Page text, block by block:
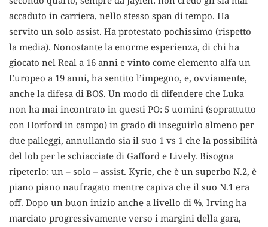
accaduto in carriera, nello stesso span di tempo. Ha
servito un solo assist. Ha protestato pochissimo (rispetto
la media). Nonostante la enorme esperienza, di chi ha
giocato nel Real a 16 anni e vinto come elemento alfa un
Europeo a 19 anni, ha sentito l’impegno, e, ovviamente,
anche la difesa di BOS. Un modo di difendere che Luka
non ha mai incontrato in questi PO: 5 uomini (soprattutto
con Horford in campo) in grado di inseguirlo almeno per
due palleggi, annullando sia il suo 1 vs 1 che la possibilità
del lob per le schiacciate di Gafford e Lively. Bisogna
ripeterlo: un – solo – assist. Kyrie, che è un superbo N.2, è
piano piano naufragato mentre capiva che il suo N.1 era
off. Dopo un buon inizio anche a livello di %, Irving ha
marciato progressivamente verso i margini della gara,